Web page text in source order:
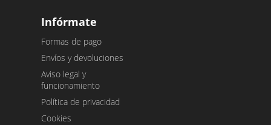
Infórmate
Formas de pago
Envíos y devoluciones
Aviso legal y
funcionamiento
Política de privacidad
Cookies